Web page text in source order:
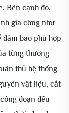
Bên cạnh đó,
gia công như
bảo phù hợp
từng thương
thủ hệ thống
vật liệu, cắt
đoạn đều